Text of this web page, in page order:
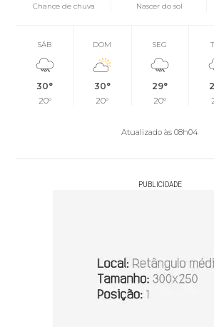
Chance de chuva
Nascer do sol
SÁB
30°
20°
DOM
30°
20°
SEG
29°
20°
Atualizado às 08h04
PUBLICIDADE